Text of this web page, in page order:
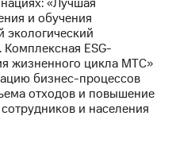
и обучения
экологический
ESG-
жизненного цикла МТС»
бизнес-процессов
отходов и повышение
и населения